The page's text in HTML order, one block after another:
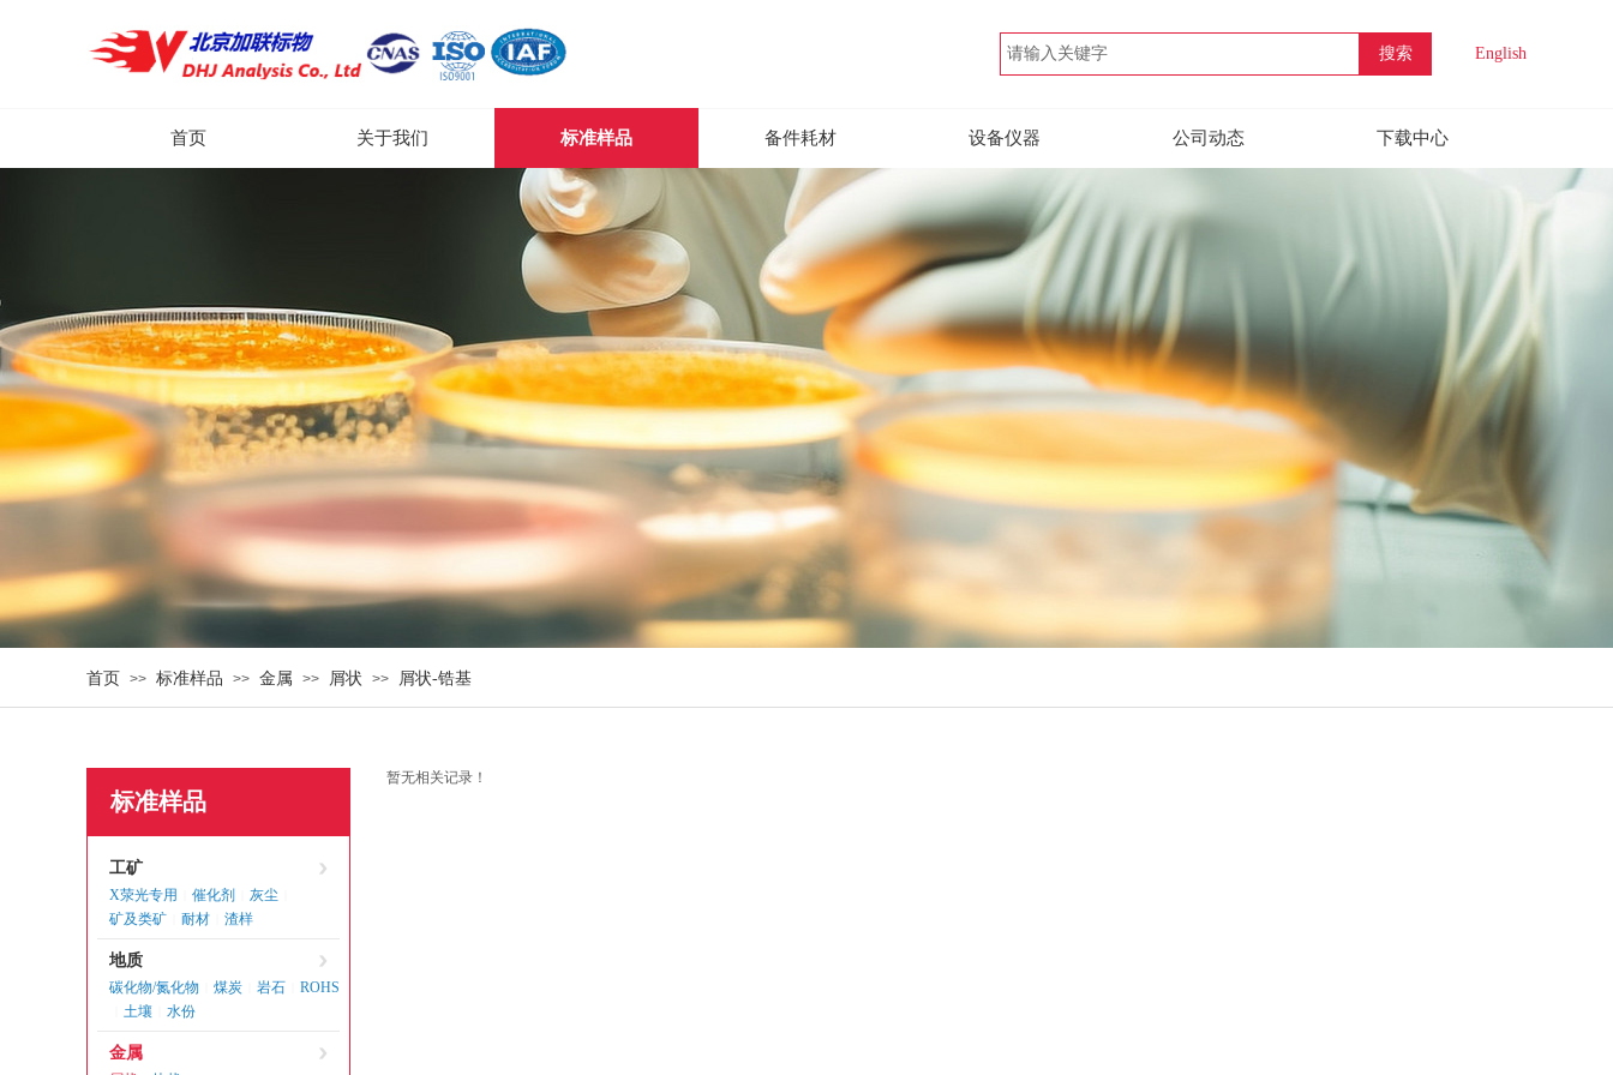
首页 >> 标准样品 >> 金属 >> 屑状 >> 屑状-锆基
暂无相关记录！
标准样品
工矿
X荥光专用 催化剂 灰尘
矿及类矿 耐材 渣样
地质
碳化物/氮化物 煤炭 岩石 ROHS
土壤 水份
金属
搜索
首页 关于我们 标准样品 备件耗材 设备仪器 公司动态 下载中心
English